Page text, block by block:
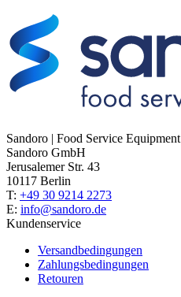
Sandoro | Food Service Equipment
Sandoro GmbH
Jerusalemer Str. 43
10117 Berlin
T: +49 30 9214 2273
E: info@sandoro.de
Kundenservice
Versandbedingungen
Zahlungsbedingungen
Retouren